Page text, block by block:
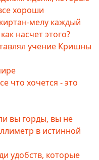
хороши
мелу каждый
насчет этого?
учение Кришны
что хочется - это
вы горды, вы не
в истинной
удобств, которые